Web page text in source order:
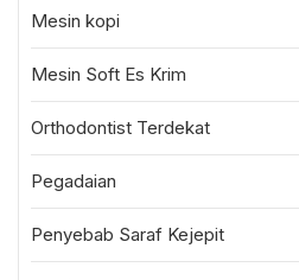
Mesin kopi
Mesin Soft Es Krim
Orthodontist Terdekat
Pegadaian
Penyebab Saraf Kejepit